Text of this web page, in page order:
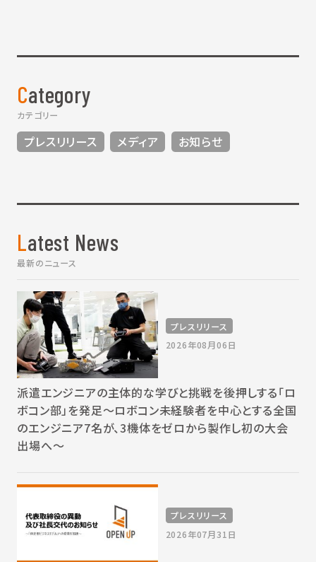
Category
カテゴリー
プレスリリース メディア お知らせ
Latest News
最新のニュース
プレスリリース
2026年08月06日
派遣エンジニアの主体的な学びと挑戦を後押しする「ロ
ボコン部」を発足～ロボコン未経験者を中心とする全国
のエンジニア7名が、3機体をゼロから製作し初の大会
出場へ～
プレスリリース
2026年07月31日